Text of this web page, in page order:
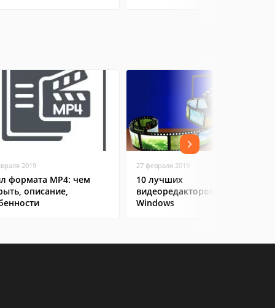
2019
формата MP4: чем
описание,
27 февраля 2019
10 лучших
видеоредакторов на
Windows